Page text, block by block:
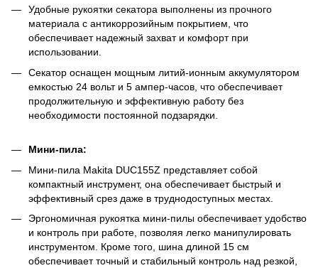
Удобные рукоятки секатора выполнены из прочного
материала с антикоррозийным покрытием, что
обеспечивает надежный захват и комфорт при
использовании.
Секатор оснащен мощным литий-ионным аккумулятором
емкостью 24 вольт и 5 ампер-часов, что обеспечивает
продолжительную и эффективную работу без
необходимости постоянной подзарядки.
Мини-пила:
Мини-пила Makita DUC155Z представляет собой
компактный инструмент, она обеспечивает быстрый и
эффективный срез даже в труднодоступных местах.
Эргономичная рукоятка мини-пилы обеспечивает удобство
и контроль при работе, позволяя легко манипулировать
инструментом. Кроме того, шина длиной 15 см
обеспечивает точный и стабильный контроль над резкой,